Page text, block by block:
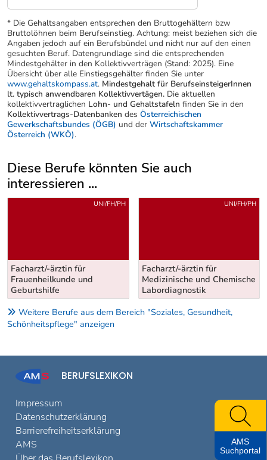
* Die Gehaltsangaben entsprechen den Bruttogehältern bzw
Bruttolöhnen beim Berufseinstieg. Achtung: meist beziehen sich die
Angaben jedoch auf ein Berufsbündel und nicht nur auf den einen
gesuchten Beruf. Datengrundlage sind die entsprechenden
Mindestgehälter in den Kollektivverträgen (Stand: 2025). Eine
Übersicht über alle Einstiegsgehälter finden Sie unter
www.gehaltskompass.at. Mindestgehalt für BerufseinsteigerInnen
lt. typisch anwendbaren Kollektivvertägen. Die aktuellen
kollektivvertraglichen Lohn- und Gehaltstafeln finden Sie in den
Kollektivvertrags-Datenbanken des Österreichischen
Gewerkschaftsbundes (ÖGB) und der Wirtschaftskammer
Österreich (WKÖ).
Diese Berufe könnten Sie auch
interessieren ...
Uber weitere Berufsvorschläge
Facharzt/-ärztin für
Frauenheilkunde und
Geburtshilfe
UNI/FH/PH
Facharzt/-ärztin für
Medizinische und Chemische
Labordiagnostik
UNI/FH/PH
Weitere Berufe aus dem Bereich "Soziales, Gesundheit,
Schönheitspflege" anzeigen
BERUFSLEXIKON
Impressum
Datenschutzerklärung
Barrierefreiheitserklärung
AMS
AMS
Suchportal